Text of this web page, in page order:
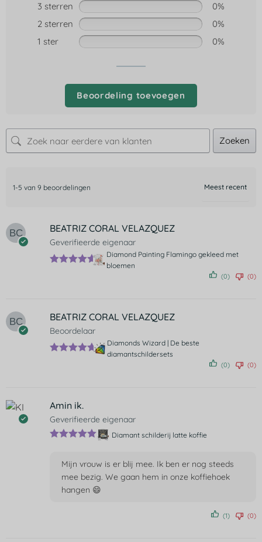
3 sterren
0%
2 sterren
0%
1 ster
0%
Beoordeling toevoegen
Zoeken
1-5 van 9 beoordelingen
BEATRIZ CORAL VELAZQUEZ
Geverifieerde eigenaar
Diamond Painting Flamingo gekleed met
bloemen
(0) (0)
BEATRIZ CORAL VELAZQUEZ
Beoordelaar
Diamonds Wizard | De beste
diamantschildersets
(0) (0)
Amin ik.
Geverifieerde eigenaar
Diamant schilderij latte koffie
Mijn vrouw is er blij mee. Ik ben er nog steeds
mee bezig. We gaan hem in onze koffiehoek
hangen 😄
(1) (0)